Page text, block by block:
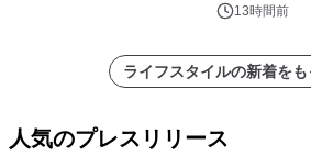
13時間前
ライフスタイルの新着を
人気のプレスリリース